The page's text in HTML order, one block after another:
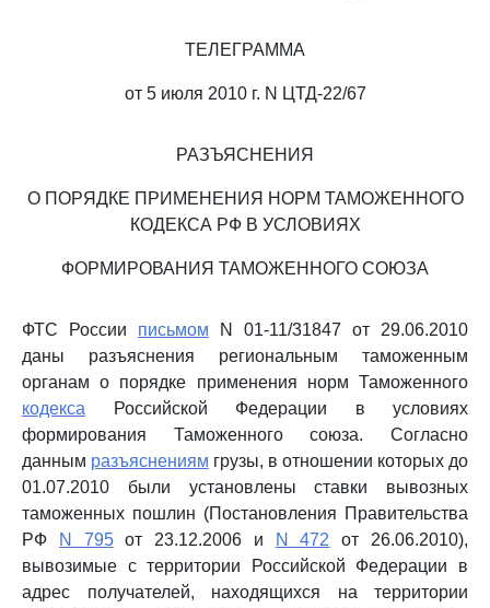
ТЕЛЕГРАММА
от 5 июля 2010 г. N ЦТД-22/67
РАЗЪЯСНЕНИЯ
О ПОРЯДКЕ ПРИМЕНЕНИЯ НОРМ ТАМОЖЕННОГО
КОДЕКСА РФ В УСЛОВИЯХ
ФОРМИРОВАНИЯ ТАМОЖЕННОГО СОЮЗА
ФТС России письмом N 01-11/31847 от 29.06.2010
даны разъяснения региональным таможенным
органам о порядке применения норм Таможенного
кодекса Российской Федерации в условиях
формирования Таможенного союза. Согласно
данным разъяснениям грузы, в отношении которых до
01.07.2010 были установлены ставки вывозных
таможенных пошлин (Постановления Правительства
РФ
N 795от 23.12.2006 и N 472 от 26.06.2010),
вывозимые с территории Российской Федерации в
адрес получателей, находящихся на территории